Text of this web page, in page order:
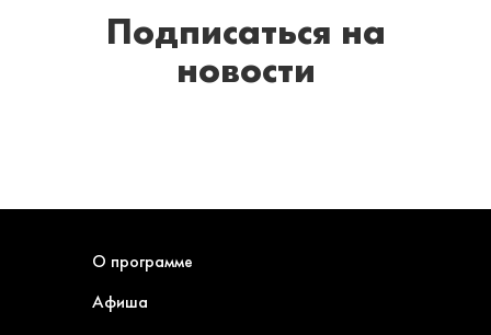
Подписаться на
новости
О программе
Афиша